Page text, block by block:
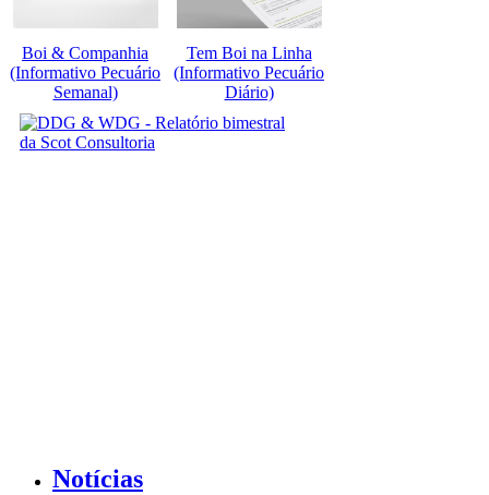
Boi & Companhia
(Informativo Pecuário
Semanal)
Tem Boi na Linha
(Informativo Pecuário
Diário)
Notícias